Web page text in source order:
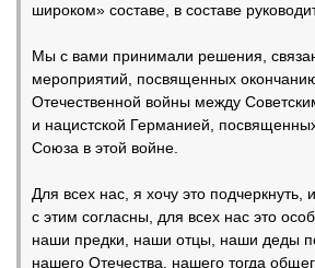
широком» составе, в составе
Мы с вами принимали решения,
мероприятий, посвященных
Отечественной войны между
и нацистской Германией,
Союза в этой войне.
Для всех нас, я хочу это подчеркнуть,
с этим согласны, для всех нас это
наши предки, наши отцы, наши деды
нашего Отечества, нашего тогда